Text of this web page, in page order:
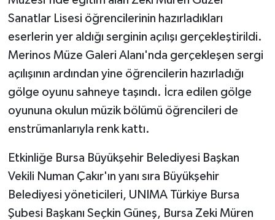
Sanatlar Lisesi öğrencilerinin hazırladıkları
eserlerin yer aldığı serginin açılışı gerçekleştirildi.
Merinos Müze Galeri Alanı'nda gerçekleşen sergi
açılışının ardından yine öğrencilerin hazırladığı
gölge oyunu sahneye taşındı. İcra edilen gölge
oyununa okulun müzik bölümü öğrencileri de
enstrümanlarıyla renk kattı.
Etkinliğe Bursa Büyükşehir Belediyesi Başkan
Vekili Numan Çakır'ın yanı sıra Büyükşehir
Belediyesi yöneticileri, UNIMA Türkiye Bursa
Şubesi Başkanı Seçkin Güneş, Bursa Zeki Müren